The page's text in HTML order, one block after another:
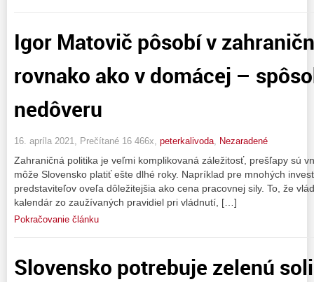
Igor Matovič pôsobí v
rovnako ako v domácej –
nedôveru
16. apríla 2021, Prečítané 16 466x, peterkalivoda Nezaradené
Zahraničná politika je veľmi komplikovaná záležitosť, prešľapy sú
môže Slovensko platiť ešte dlhé roky. Napríklad pre mnohých
predstaviteľov oveľa dôležitejšia ako cena pracovnej sily. To, že
kalendár zo zaužívaných pravidiel pri vládnutí, […]
Pokračovanie článku
Slovensko potrebuje zelenú